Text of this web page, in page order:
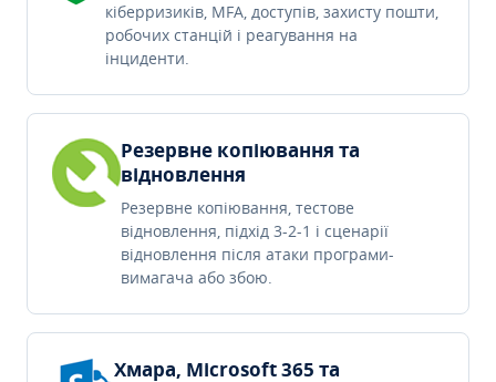
кіберризиків, MFA, доступів, захисту пошти,
робочих станцій і реагування на
інциденти.
Резервне копіювання та
відновлення
Резервне копіювання, тестове
відновлення, підхід 3-2-1 і сценарії
відновлення після атаки програми-
вимагача або збою.
Хмара, Microsoft 365 та